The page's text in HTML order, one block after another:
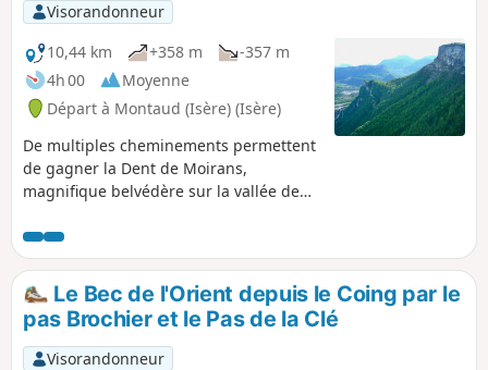
Visorandonneur
10,44 km
+358 m
-357 m
4h 00
Moyenne
Départ à Montaud (Isère) (Isère)
De multiples cheminements permettent
de gagner la Dent de Moirans,
magnifique belvédère sur la vallée de
passer par les falaises du Rocher de la
Fesse à la montée puis de redescendre
par la Combe, itinéraire plus fréquenté.
Le Bec de l'Orient depuis le Coing par le
pas Brochier et le Pas de la Clé
Visorandonneur